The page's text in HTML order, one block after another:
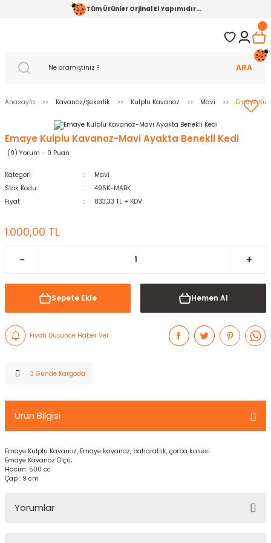
Tüm Ürünler Orjinal El Yapımıdır...
ARA
Anasayfa Kavanoz/Şekerlik Kulplu Kavanoz Mavi Emaye
Emaye Kulplu Kavanoz-Mavi Ayakta Benekli Kedi
(0) Yorum - 0 Puan
Kategori
Mavi
Stok Kodu
495K-MABK
Fiyat
833,33 TL + KDV
1.000,00 TL
Sepete Ekle Hemen Al
Fiyatı Düşünce Haber Ver
3 Günde Kargoda
Ürün Bilgisi
Emaye Kulplu Kavanoz, Emaye kavanoz, baharatlık, çorba kasesi
Emaye Kavanoz Ölçü;
Hacim: 500 cc
Çap : 9 cm
Yorumlar